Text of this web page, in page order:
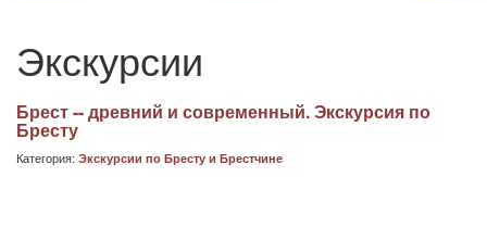
Экскурсии
Брест -- древний и современный. Экскурсия по
Бресту
Категория: Экскурсии по Бресту и Брестчине